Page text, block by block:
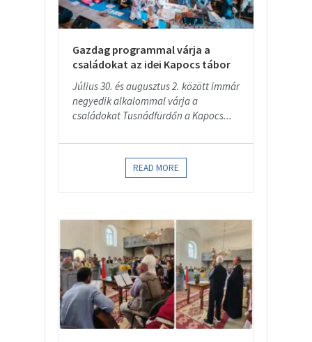
Gazdag programmal várja a
családokat az idei Kapocs tábor
Július 30. és augusztus 2. között immár
negyedik alkalommal várja a
családokat Tusnádfürdőn a Kapocs...
READ MORE